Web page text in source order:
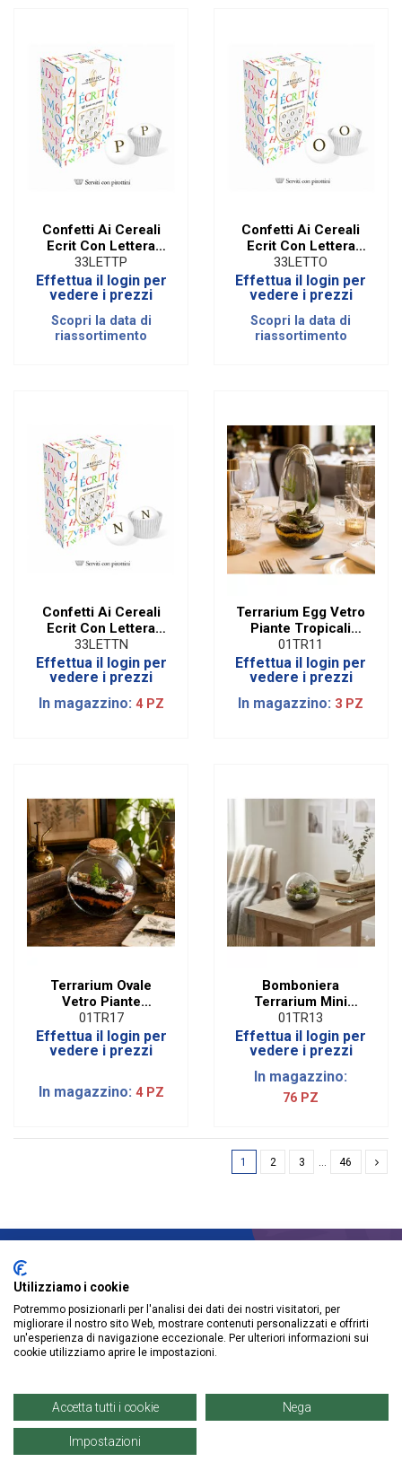
Confetti Ai Cereali
Ecrit Con Lettera
Oro - P
33LETTP
Effettua il login per
vedere i prezzi
Scopri la data di
riassortimento
Confetti Ai Cereali
Ecrit Con Lettera
Oro - O
33LETTO
Effettua il login per
vedere i prezzi
Scopri la data di
riassortimento
Confetti Ai Cereali
Ecrit Con Lettera
Oro - N
33LETTN
Effettua il login per
vedere i prezzi
In magazzino: 4 PZ
Terrarium Egg Vetro
Piante Tropicali
Diam. 12,8 Cm
01TR11
Effettua il login per
vedere i prezzi
In magazzino: 3 PZ
Terrarium Ovale
Vetro Piante
Tropicali H 17,2 Cm
01TR17
Effettua il login per
vedere i prezzi
In magazzino: 4 PZ
Bomboniera
Terrarium Mini
Globo Piante
Tropicali D 12 Cm
01TR13
Effettua il login per
vedere i prezzi
In magazzino:
76 PZ
1 2 3 46
Informazioni
Utilizziamo i cookie
Potremmo posizionarli per l'analisi dei dati dei nostri visitatori, per
migliorare il nostro sito Web, mostrare contenuti personalizzati e offrirti
un'esperienza di navigazione eccezionale. Per ulteriori informazioni sui
cookie utilizziamo aprire le impostazioni.
Accetta tutti i cookie Nega
Impostazioni